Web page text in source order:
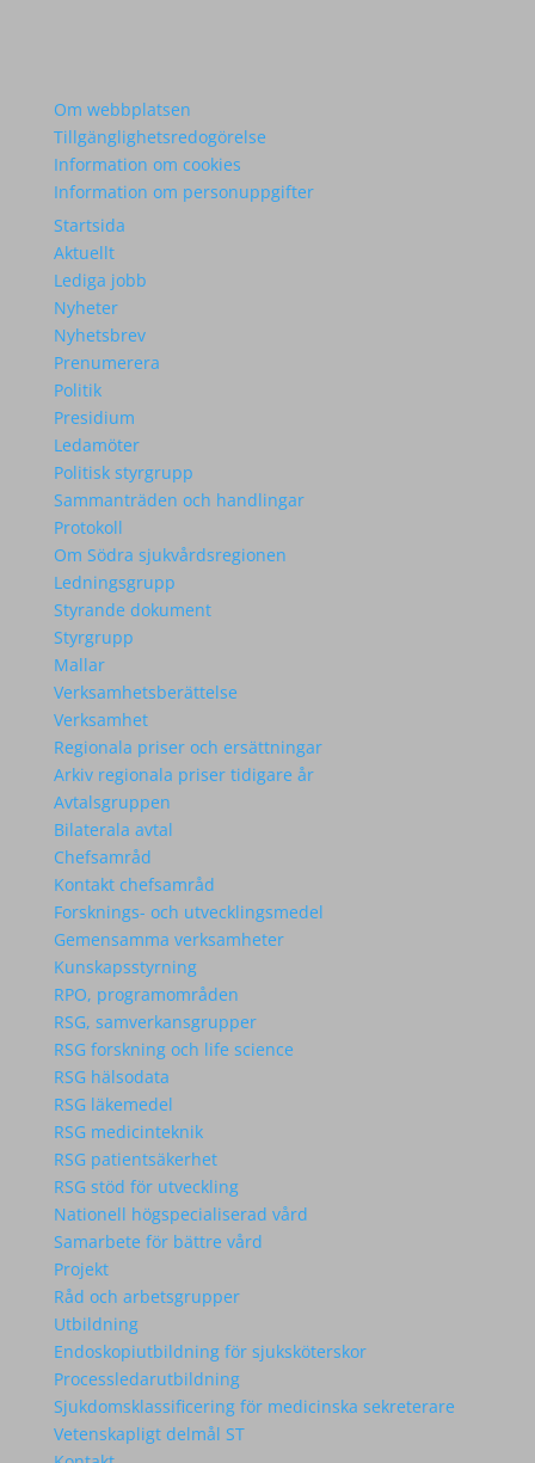
Om webbplatsen
Tillgänglighetsredogörelse
Information om cookies
Information om personuppgifter
Startsida
Aktuellt
Lediga jobb
Nyheter
Nyhetsbrev
Prenumerera
Politik
Presidium
Ledamöter
Politisk styrgrupp
Sammanträden och handlingar
Protokoll
Om Södra sjukvårdsregionen
Ledningsgrupp
Styrande dokument
Styrgrupp
Mallar
Verksamhetsberättelse
Verksamhet
Regionala priser och ersättningar
Arkiv regionala priser tidigare år
Avtalsgruppen
Bilaterala avtal
Chefsamråd
Kontakt chefsamråd
Forsknings- och utvecklingsmedel
Gemensamma verksamheter
Kunskapsstyrning
RPO, programområden
RSG, samverkansgrupper
RSG forskning och life science
RSG hälsodata
RSG läkemedel
RSG medicinteknik
RSG patientsäkerhet
RSG stöd för utveckling
Nationell högspecialiserad vård
Samarbete för bättre vård
Projekt
Råd och arbetsgrupper
Utbildning
Endoskopiutbildning för sjuksköterskor
Processledarutbildning
Sjukdomsklassificering för medicinska sekreterare
Vetenskapligt delmål ST